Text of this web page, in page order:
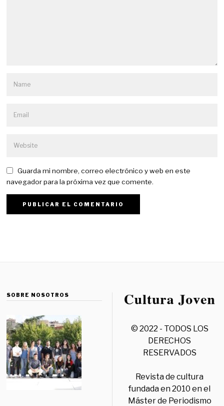
Guarda mi nombre, correo electrónico y web en este
navegador para la próxima vez que comente.
SOBRE NOSOTROS
© 2022 - TODOS LOS
DERECHOS
RESERVADOS
Revista de cultura
fundada en 2010 en el
Máster de Periodismo